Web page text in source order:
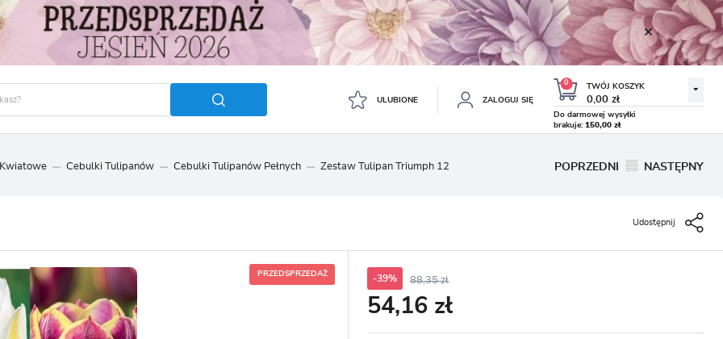
ULUBIONE ZALOGUJ SIĘ
Zapomniałem hasła
podgląd statusu realizacji zamówień
podgląd historii zakupów
brak konieczności wprowadzania swoich danych przy kolejnych zakupach
0 TWÓJ KOSZYK
0,00 zł
8.99 zł 19.43 zł
KROKUS WIOSENNY MIX 50
19.99 zł 43.32 zł
Do darmowej wysyłki
brakuje: 150,00 zł
Cebulki Tulipanów Cebulki Tulipanów Pełnych Zestaw Tulipan Triumph 12 POPRZEDNI NASTĘPNY
Udostępnij
PRZEDSPRZEDAŻ -39% 88,35 zł
54,16 zł